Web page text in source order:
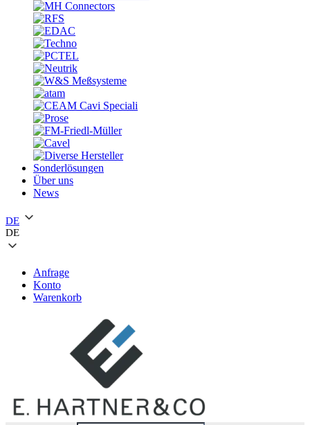
Sonderlösungen
Über uns
News
DE
DE
Anfrage
Konto
Warenkorb